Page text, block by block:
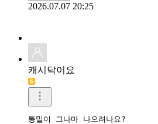
2026.07.07 20:25
캐시닥이요
통밀이 그나마 나으려나요?